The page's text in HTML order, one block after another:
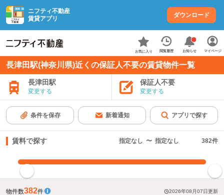
ニフティ不動産
賃貸アプリ
ダウンロード
お気に入り 閲覧履歴 お知らせ マイページ
長津田駅(神奈川県)近くの保証人不要の賃貸物件一覧
長津田駅
変更する
保証人不要
変更する
条件を保存 新着通知 アプリで探す
賃料で探す 指定なし 〜 指定なし 382件
物件数382件 2026年08月07日更新